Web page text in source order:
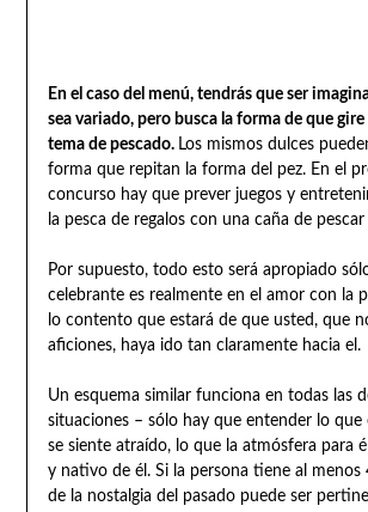
En el caso del menú, tendrás que ser
sea variado, pero busca la forma de que
tema de pescado. Los mismos dulces
forma que repitan la forma del pez. En el
concurso hay que prever juegos y
la pesca de regalos con una caña de
Por supuesto, todo esto será apropiado
celebrante es realmente en el amor con la
lo contento que estará de que usted, que
aficiones, haya ido tan claramente hacia el.
Un esquema similar funciona en todas las
situaciones – sólo hay que entender lo que
se siente atraído, lo que la atmósfera para
y nativo de él. Si la persona tiene al menos
de la nostalgia del pasado puede ser